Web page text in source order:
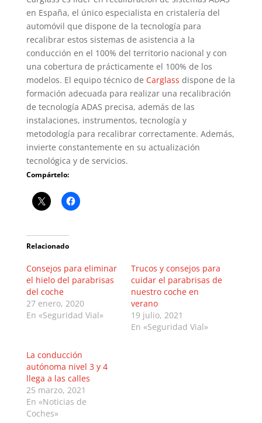
en España, el único especialista en cristalería del
automóvil que dispone de la tecnología para
recalibrar estos sistemas de asistencia a la
conducción en el 100% del territorio nacional y con
una cobertura de prácticamente el 100% de los
modelos. El equipo técnico de Carglass dispone de la
formación adecuada para realizar una recalibración
de tecnología ADAS precisa, además de las
instalaciones, instrumentos, tecnología y
metodología para recalibrar correctamente. Además,
invierte constantemente en su actualización
tecnológica y de servicios.
Compártelo:
Relacionado
Consejos para eliminar
el hielo del parabrisas
del coche
27 enero, 2020
En «Seguridad Vial»
Trucos y consejos para
cuidar el parabrisas de
nuestro coche en
verano
19 julio, 2021
En «Seguridad Vial»
La conducción
autónoma nivel 3 y 4
llega a las calles
25 marzo, 2021
En «Noticias de
Coches»